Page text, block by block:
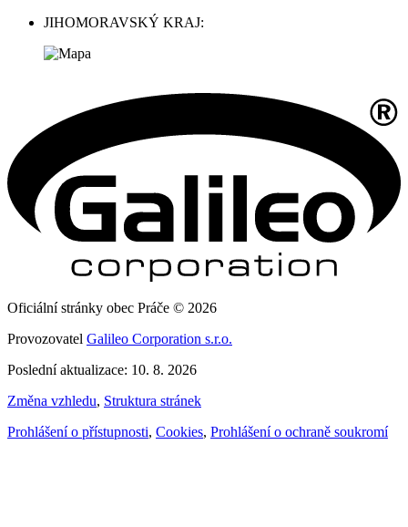
JIHOMORAVSKÝ KRAJ:
Oficiální stránky obec Práče © 2026
Provozovatel Galileo Corporation s.r.o.
Poslední aktualizace: 10. 8. 2026
Změna vzhledu, Struktura stránek
Prohlášení o přístupnosti, Cookies, Prohlášení o ochraně soukromí